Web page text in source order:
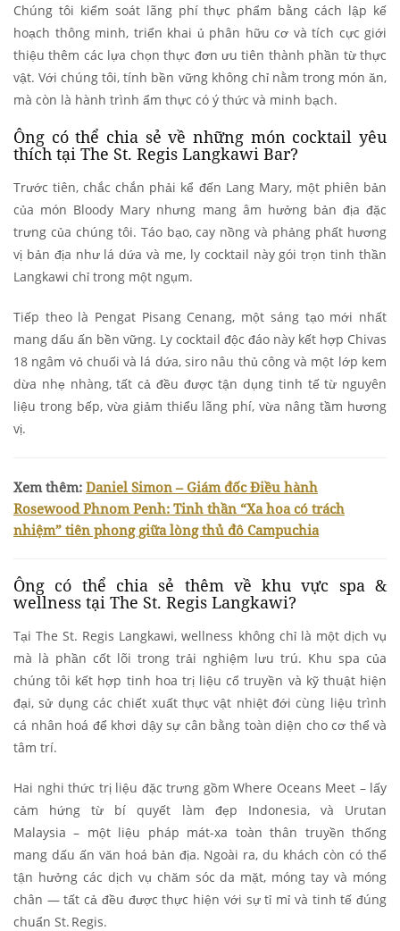
Chúng tôi kiểm soát lãng phí thực phẩm bằng cách lập kế
hoạch thông minh, triển khai ủ phân hữu cơ và tích cực giới
thiệu thêm các lựa chọn thực đơn ưu tiên thành phần từ thực
vật. Với chúng tôi, tính bền vững không chỉ nằm trong món ăn,
mà còn là hành trình ẩm thực có ý thức và minh bạch.
Ông có thể chia sẻ về những món cocktail yêu
thích tại The St. Regis Langkawi Bar?
Trước tiên, chắc chắn phải kể đến Lang Mary, một phiên bản
của món Bloody Mary nhưng mang âm hưởng bản địa đặc
trưng của chúng tôi. Táo bạo, cay nồng và phảng phất hương
vị bản địa như lá dứa và me, ly cocktail này gói trọn tinh thần
Langkawi chỉ trong một ngụm.
Tiếp theo là Pengat Pisang Cenang, một sáng tạo mới nhất
mang dấu ấn bền vững. Ly cocktail độc đáo này kết hợp Chivas
18 ngâm vỏ chuối và lá dứa, siro nâu thủ công và một lớp kem
dừa nhẹ nhàng, tất cả đều được tận dụng tinh tế từ nguyên
liệu trong bếp, vừa giảm thiểu lãng phí, vừa nâng tầm hương
vị.
Xem thêm: Daniel Simon – Giám đốc Điều hành
Rosewood Phnom Penh: Tinh thần “Xa hoa có trách
nhiệm” tiên phong giữa lòng thủ đô Campuchia
Ông có thể chia sẻ thêm về khu vực spa &
wellness tại The St. Regis Langkawi?
Tại The St. Regis Langkawi, wellness không chỉ là một dịch vụ
mà là phần cốt lõi trong trải nghiệm lưu trú. Khu spa của
chúng tôi kết hợp tinh hoa trị liệu cổ truyền và kỹ thuật hiện
đại, sử dụng các chiết xuất thực vật nhiệt đới cùng liệu trình
cá nhân hoá để khơi dậy sự cân bằng toàn diện cho cơ thể và
tâm trí.
Hai nghi thức trị liệu đặc trưng gồm Where Oceans Meet – lấy
cảm hứng từ bí quyết làm đẹp Indonesia, và Urutan
Malaysia – một liệu pháp mát-xa toàn thân truyền thống
mang dấu ấn văn hoá bản địa. Ngoài ra, du khách còn có thể
tận hưởng các dịch vụ chăm sóc da mặt, móng tay và móng
chân — tất cả đều được thực hiện với sự tỉ mỉ và tinh tế đúng
chuẩn St. Regis.